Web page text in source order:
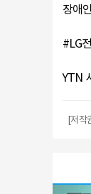
장애
#LG
YTN
[저작